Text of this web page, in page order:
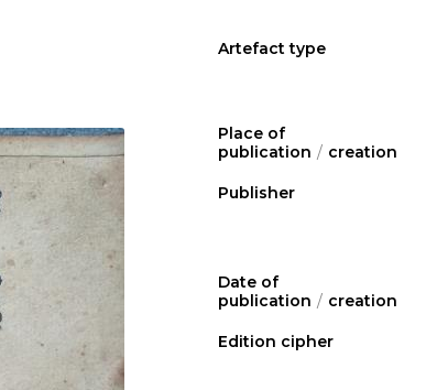
Artefact type
Place of
publication / creation
Publisher
Date of
publication / creation
Edition cipher